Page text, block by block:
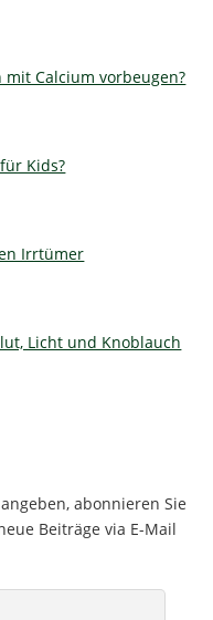
Calcium vorbeugen?
Kids?
Irrtümer
Licht und Knoblauch
abonnieren Sie
Beiträge via E-Mail